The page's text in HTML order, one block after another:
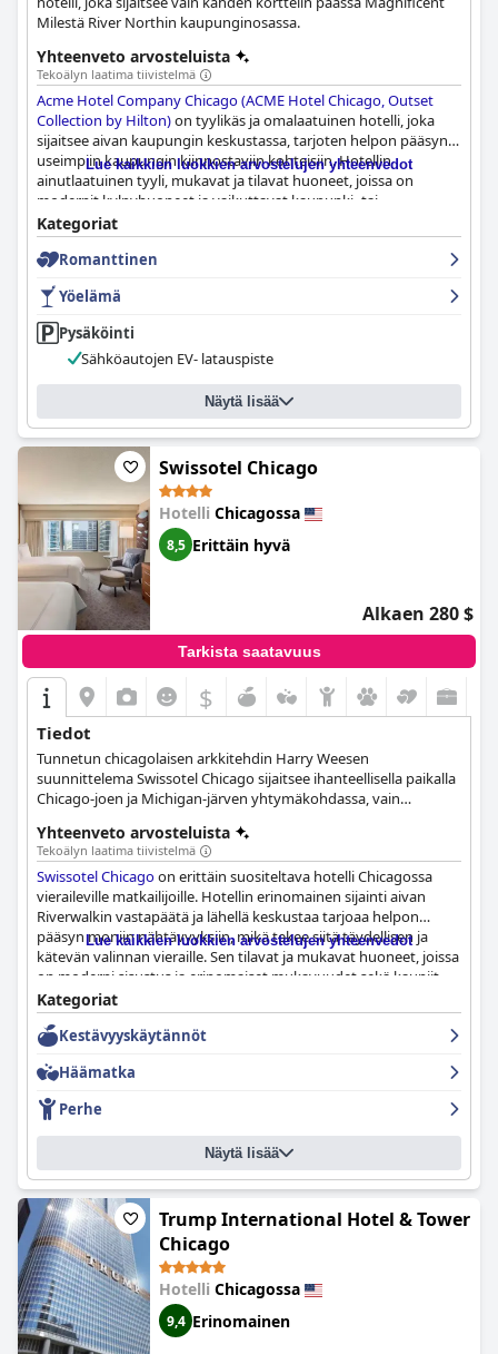
Milestä River Northin kaupunginosassa.
Yhteenveto arvosteluista
Tekoälyn laatima tiivistelmä
Acme Hotel Company Chicago (ACME Hotel Chicago, Outset
Collection by Hilton)on tyylikäs ja omalaatuinen hotelli, joka
sijaitsee aivan kaupungin keskustassa, tarjoten helpon pääsyn
useimpiin kaupungin kiinnostaviin kohteisiin. Hotellin
ainutlaatuinen tyyli, mukavat ja tilavat huoneet, joissa on
modernit kylpyhuoneet ja vaikuttavat kaupunki- tai
katunäkymät, ovat monien vieraiden mieleen. Vaikka hotellin
siisteys vaihtelee ja joillakin vierailla oli ristiriitaisia kokemuksia
henkilökunnan kanssa, avulias ja ystävällinen palvelu on
ehdottomasti plussaa. Hotellin ympäristön vilkasta ja
jännittävää yöelämää myös kehutaan, ja läheltä löytyy runsaasti
baareja ja ravintoloita. Kaiken kaikkiaan vieraat pitävät hotellin
erinomaisesta sijainnista, hienosta tunnelmasta ja mukavista
sängyistä, mikä tekee siitä ihanteellisen paikan kaikille, jotka
etsivät kaupunkilomaa Chicagossa.
Lue kaikkien luokkien arvostelujen yhteenvedot
Kategoriat
Romanttinen
Yöelämä
Pysäköinti
Sähköautojen EV- latauspiste
Näytä lisää
Swissotel Chicago
Hotelli Chicagossa
8,5 Erittäin hyvä
Alkaen 280 $
Tarkista saatavuus
$
Tiedot
Tunnetun chicagolaisen arkkitehdin Harry Weesen
suunnittelema Swissotel Chicago sijaitsee ihanteellisella paikalla
Chicago-joen ja Michigan-järven yhtymäkohdassa, vain
hienoimmista ostosmahdollisuuksista. Hotellissa on 661
tyylikkäästi sisustettua, avokätistä ja ylellistä savutonta
huonetta ja sviittiä.
Yhteenveto arvosteluista
Tekoälyn laatima tiivistelmä
Swissotel Chicagoon erittäin suositeltava hotelli Chicagossa
vieraileville matkailijoille. Hotellin erinomainen sijainti aivan
Riverwalkin vastapäätä ja lähellä keskustaa tarjoaa helpon
pääsyn moniin nähtävyyksiin, mikä tekee siitä täydellisen ja
kätevän valinnan vieraille. Sen tilavat ja mukavat huoneet, joissa
on moderni sisustus ja erinomaiset mukavuudet sekä kauniit
näkymät kaupunkiin, järvelle ja joelle, takaavat upean oleskelun.
Hotellin puhtaus on poikkeuksellista, ja vieraat ylistävät hotellin
ammattimaista ja siistiä tunnelmaa. Henkilökunta on
pysäköinti voi olla kallista ja hankalaa, hotellin mukavat ja
levolliset sängyt korvaavat sen. Kaiken kaikkiaan
Chicagoon loistava neljän tähden hotellivalinta niille, jotka
etsivät ylellistä vierailua Chicagossa.
Lue kaikkien luokkien arvostelujen yhteenvedot
Kategoriat
Kestävyyskäytännöt
Häämatka
Perhe
Näytä lisää
Trump International Hotel & Tower
Chicago
Hotelli Chicagossa
9,4 Erinomainen